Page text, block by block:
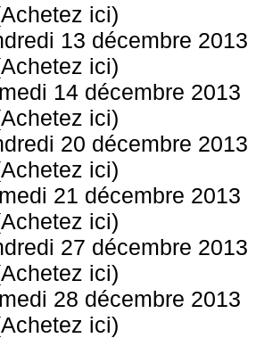
ici)
13 décembre 2013
ici)
14 décembre 2013
ici)
20 décembre 2013
ici)
21 décembre 2013
ici)
27 décembre 2013
ici)
28 décembre 2013
ici)